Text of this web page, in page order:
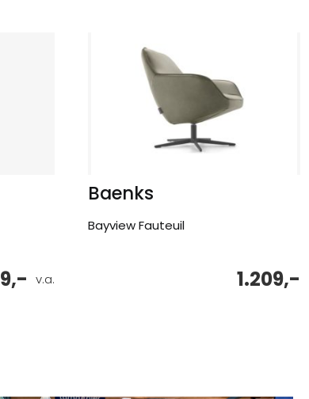
v.a.
Baenks
Bayview Fauteuil
1.209,-